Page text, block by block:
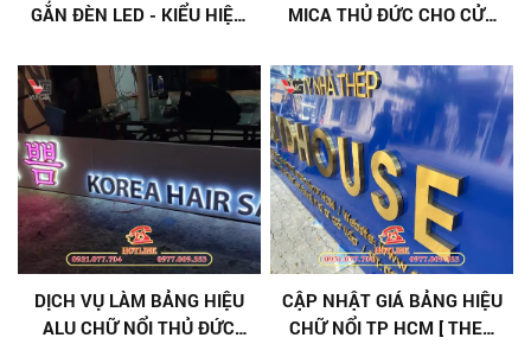
GẮN ĐÈN LED - KIỂU HIỆN
MICA THỦ ĐỨC CHO CỬA
DỊCH VỤ LÀM BẢNG HIỆU
ALU CHỮ NỔI THỦ ĐỨC
CẬP NHẬT GIÁ BẢNG HIỆU
CHỮ NỔI TP HCM [ THEO